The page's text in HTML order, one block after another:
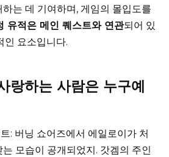
는 데 기여하며, 게임의 몰입도를
유적은 메인 퀘스트와 연관되어 있
인 요소입니다.
랑하는 사람은 누구예
: 버닝 쇼어즈에서 에일로이가 처
모습이 공개되었지. 갓겜의 주인